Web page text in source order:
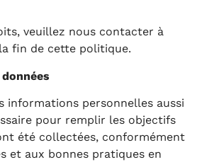
veuillez nous contacter à
fin de cette politique.
informations personnelles aussi
pour remplir les objectifs
été collectées, conformément
et aux bonnes pratiques en